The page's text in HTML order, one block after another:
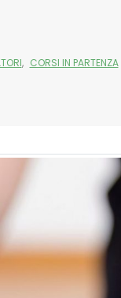
, CORSI IN PARTENZA